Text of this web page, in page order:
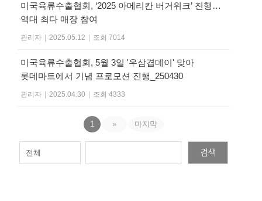
미국육류수출협회, ‘2025 아메리칸 버거위크’ 진행…
역대 최다 매장 참여
관리자 2025.05.12 조회 7014
미국육류수출협회, 5월 3일 '우삼겹데이' 맞아
롯데마트에서 기념 프로모션 진행_250430
관리자 2025.04.30 조회 4333
1 » 마지막
검색